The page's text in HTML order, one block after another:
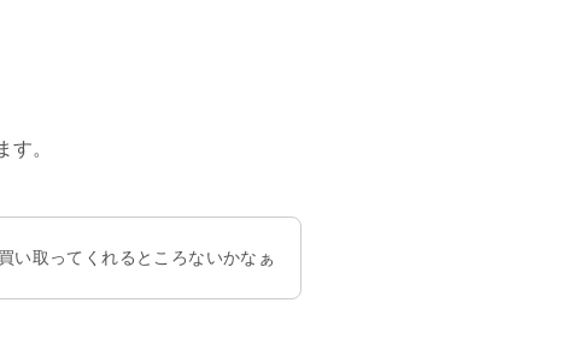
す。
い取ってくれるところないかなぁ